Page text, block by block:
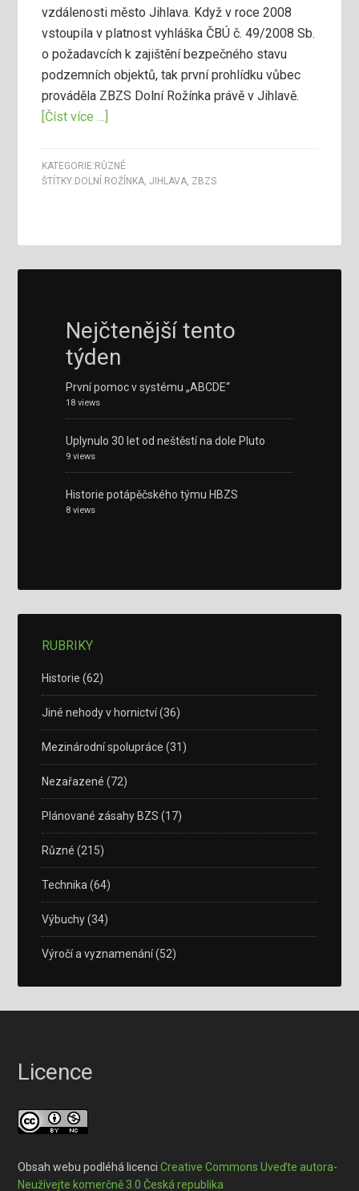
vzdálenosti město Jihlava. Když v roce 2008
vstoupila v platnost vyhláška ČBÚ č. 49/2008 Sb.
o požadavcích k zajištění bezpečného stavu
podzemních objektů, tak první prohlídku vůbec
prováděla ZBZS Dolní Rožínka právě v Jihlavě.
[Číst více …]
KATEGORIE: RŮZNÉ
ŠTÍTKY: DOLNÍ ROŽÍNKA,JIHLAVA, ZBZS
Nejčtenější tento
týden
První pomoc v systému „ABCDE“
18 views
Uplynulo 30 let od neštěstí na dole Pluto
9 views
Historie potápěčského týmu HBZS
8 views
RUBRIKY
Historie (62)
Jiné nehody v hornictví(36)
Mezinárodní spolupráce (31)
Nezařazené (72)
Plánované zásahy BZS (17)
Různé (215)
Technika (64)
Výbuchy(34)
Výročí a vyznamenání(52)
Licence
Obsah webu podléhá licenciCreative Commons Uveďte autora-
Neužívejte komerčně 3.0 Česká republika